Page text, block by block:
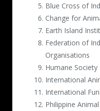
Blue Cross of
Change for
Earth Island
Federation of
Organisations
Humane
International
International
Philippine